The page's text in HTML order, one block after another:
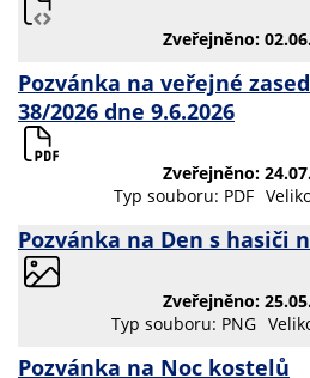
Zveřejněno:
Pozvánka na veřejné
38/2026 dne 9.6.2026
Zveřejněno:
Typ souboru: PDF
Pozvánka na Den s hasiči
Zveřejněno:
Typ souboru: PNG
Pozvánka na Noc kostelů